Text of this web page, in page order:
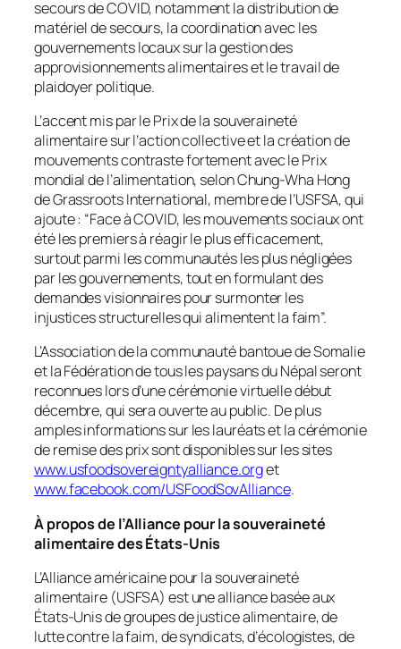
secours de COVID, notamment la distribution de
matériel de secours, la coordination avec les
gouvernements locaux sur la gestion des
approvisionnements alimentaires et le travail de
plaidoyer politique.
L’accent mis par le Prix de la souveraineté
alimentaire sur l’action collective et la création de
mouvements contraste fortement avec le Prix
mondial de l’alimentation, selon Chung-Wha Hong
de Grassroots International, membre de l’USFSA, qui
ajoute : “Face à COVID, les mouvements sociaux ont
été les premiers à réagir le plus efficacement,
surtout parmi les communautés les plus négligées
par les gouvernements, tout en formulant des
demandes visionnaires pour surmonter les
injustices structurelles qui alimentent la faim”.
L’Association de la communauté bantoue de Somalie
et la Fédération de tous les paysans du Népal seront
reconnues lors d’une cérémonie virtuelle début
décembre, qui sera ouverte au public. De plus
amples informations sur les lauréats et la cérémonie
de remise des prix sont disponibles sur les sites
www.usfoodsovereigntyalliance.orget
www.facebook.com/USFoodSovAlliance.
À propos de l’Alliance pour la souveraineté
alimentaire des États-Unis
L’Alliance américaine pour la souveraineté
alimentaire (USFSA) est une alliance basée aux
États-Unis de groupes de justice alimentaire, de
lutte contre la faim, de syndicats, d’écologistes, de